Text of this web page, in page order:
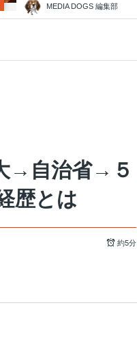
MEDIA DOGS 編集部
→自治省→５
歴とは
約5分